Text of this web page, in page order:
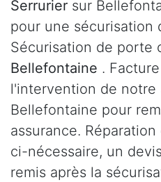
Serrurier sur
pour une sécurisation
Sécurisation de porte
Bellefontaine .
l'intervention de notre
Bellefontaine pour
assurance.
ci-nécessaire, un
remis après la